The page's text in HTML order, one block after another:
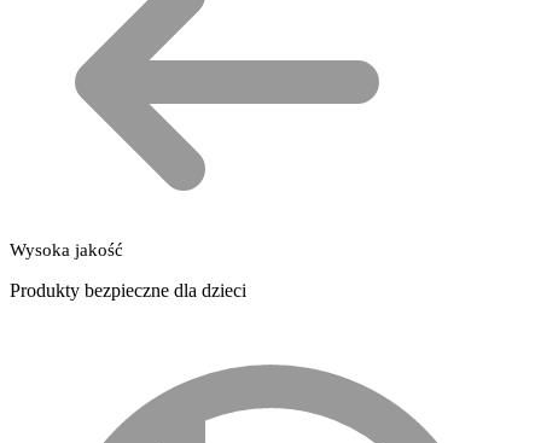
Wysoka jakość
Produkty bezpieczne dla dzieci